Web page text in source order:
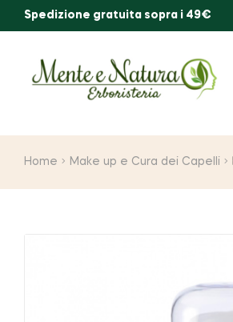
Spedizione gratuita sopra i 49€
Home Make up e Cura dei Capelli